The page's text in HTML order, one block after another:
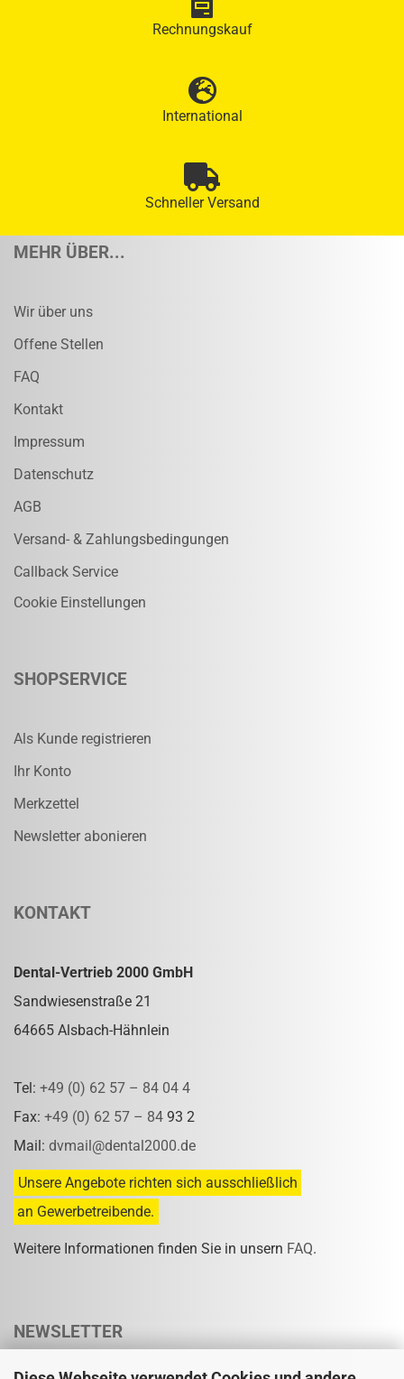
Rechnungskauf
International
Schneller Versand
MEHR ÜBER...
Wir über uns
Offene Stellen
FAQ
Kontakt
Impressum
Datenschutz
AGB
Versand- & Zahlungsbedingungen
Callback Service
Cookie Einstellungen
SHOPSERVICE
Als Kunde registrieren
Ihr Konto
Merkzettel
Newsletter abonieren
KONTAKT
Dental-Vertrieb 2000 GmbH
Sandwiesenstraße 21
64665 Alsbach-Hähnlein
Tel: +49 (0) 62 57 – 84 04 4
Fax: +49 (0) 62 57 – 84 93 2
Mail: dvmail@dental2000.de
Unsere Angebote richten sich ausschließlich
an Gewerbetreibende.
Weitere Informationen finden Sie in unsern FAQ.
NEWSLETTER